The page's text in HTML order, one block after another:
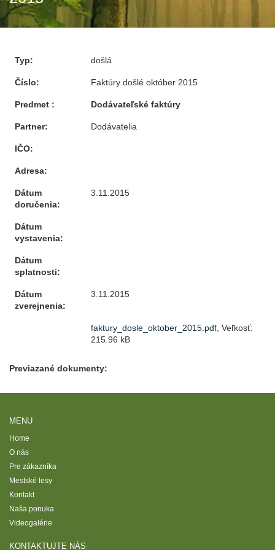
Typ: došlá
Číslo: Faktúry došlé október 2015
Predmet : Dodávateľské faktúry
Partner: Dodávatelia
IČO:
Adresa:
Dátum
doručenia:
3.11.2015
Dátum
vystavenia:
Dátum
splatnosti:
Dátum
zverejnenia:
3.11.2015
faktury_dosle_oktober_2015.pdf, Veľkosť:
215.96 kB
Previazané dokumenty:
MENU
Home
O nás
Pre zákazníka
Mestské lesy
Kontakt
Naša ponuka
Videogalérie
KONTAKTUJTE NÁS